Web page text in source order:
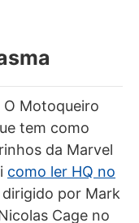
O Motoqueiro
tem como
da Marvel
como ler HQ no
por Mark
Cage no